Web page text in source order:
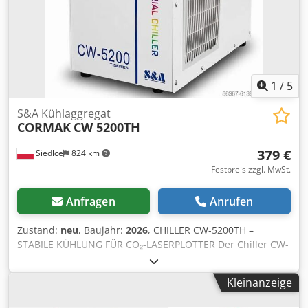
Steuerspannung: 24 V Absicherung: 3 x 160 A
Druckluftanschluss: 7-10 bar Stickstoffanschluss (N₂): 30
bar Sauerstoffanschluss (O₂): 20 bar Bei Fragen oder wenn
Sie weitere Informationen benötigen, senden Sie uns bitte
eine Nachricht oder kontaktieren Sie uns telefonisch.
1 / 5
Siedlce 824 km
S&A Kühlaggregat
CORMAK CW 5200TH
379 €
Festpreis zzgl. MwSt.
Anfragen Anrufen
Zustand: neu, Baujahr: 2026, CHILLER CW-5200TH –
STABILE KÜHLUNG FÜR CO₂-LASERPLOTTER Der Chiller CW-
5200TH von S&A ist ein industrieller Wasserkühler, der für
die Kühlung von Laserröhren in CO₂-Laserplottern,
Lasergravierern und anderen Geräten entwickelt wurde,
Kleinanzeige